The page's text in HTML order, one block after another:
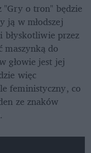
"Gry o tron" będzie
ją w młodszej
błyskotliwie przez
do
głowie jest jej
więc
feministyczny, co
ze znaków